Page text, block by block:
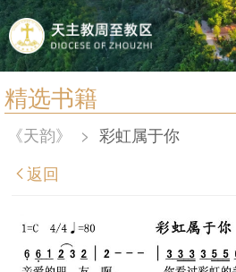
精选书籍
首页
宗教法规
教区简介
信仰文萃
《天韵》 > 彩虹属于你
返回